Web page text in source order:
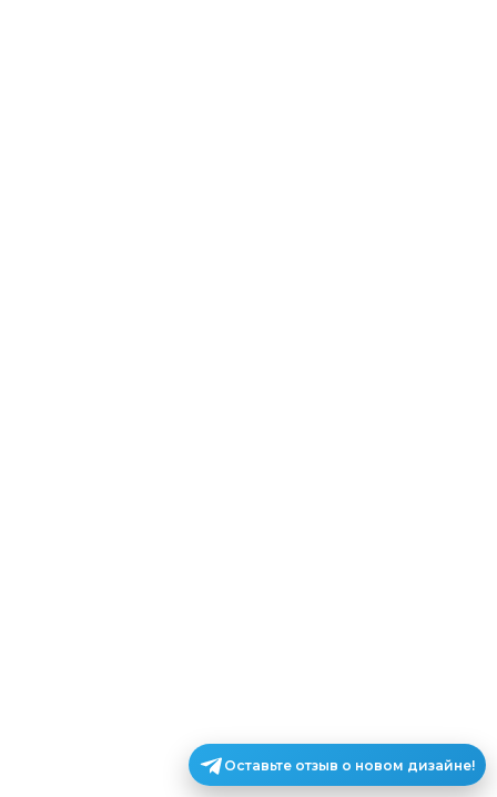
Оставьте отзыв о новом дизайне!